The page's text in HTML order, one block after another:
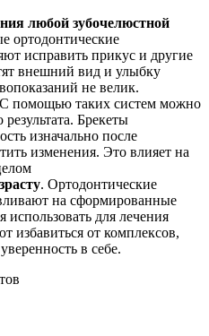
любой зубочелюстной
ортодонтические
исправить прикус и другие
внешний вид и улыбку
не велик.
помощью таких систем можно
результата. Брекеты
изначально после
изменения. Это влияет на
. Ортодонтические
на сформированные
для лечения
избавиться от комплексов,
в себе.